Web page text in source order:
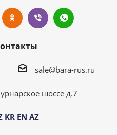
sale@bara-rus.ru
шоссе д.7
KR EN AZ